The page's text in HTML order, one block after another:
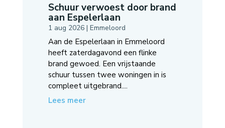
Schuur verwoest door brand
aan Espelerlaan
1 aug 2026| Emmeloord
Aan de Espelerlaan in Emmeloord
heeft zaterdagavond een flinke
brand gewoed. Een vrijstaande
schuur tussen twee woningen in is
compleet uitgebrand....
Lees meer